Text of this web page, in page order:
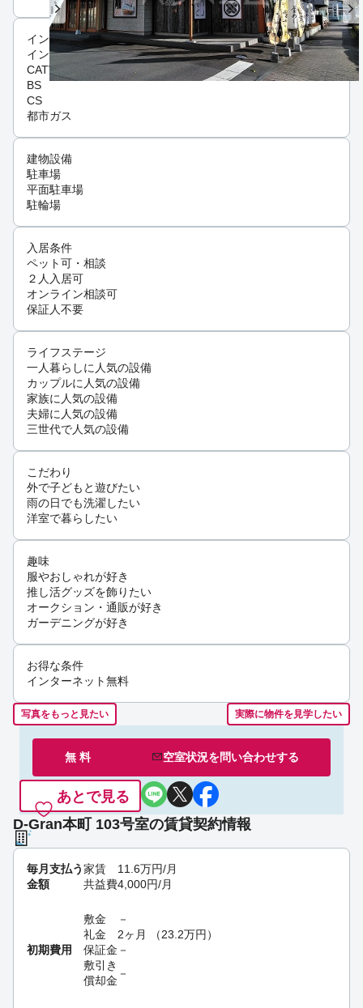
インフラ
インターネット可
CATV
BS
CS
都市ガス
建物設備
駐車場
平面駐車場
駐輪場
入居条件
ペット可・相談
２人入居可
オンライン相談可
保証人不要
ライフステージ
一人暮らしに人気の設備
カップルに人気の設備
家族に人気の設備
夫婦に人気の設備
三世代で人気の設備
こだわり
外で子どもと遊びたい
雨の日でも洗濯したい
洋室で暮らしたい
趣味
服やおしゃれが好き
推し活グッズを飾りたい
オークション・通販が好き
ガーデニングが好き
お得な条件
インターネット無料
写真をもっと見たい 実際に物件を見学したい
無 料 空室状況を問い合わせする
あとで見る
D-Gran本町 103号室の賃貸契約情報
毎月支払う
金額
家賃 11.6万円/月
共益費4,000円/月
初期費用
敷金
－
礼金
2ヶ月 （23.2万円 ）
保証金 －
敷引き
償却金
－